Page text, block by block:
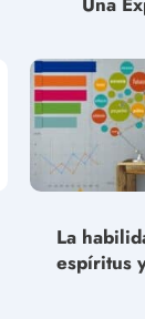
La
espíritus